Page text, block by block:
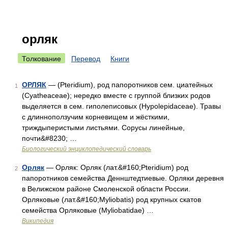
орляк
Толкование Перевод Книги
1 ОРЛЯК — (Pteridium), род папоротников сем. циатейных
(Cyatheaceae); нередко вместе с группой близких родов
выделяется в сем. гиполеписовых (Hypolepidaсеае). Травы
с длинноползучим корневищем и жёсткими,
триждыперистыми листьями. Сорусы линейные,
почти&#8230; …
Биологический энциклопедический словарь
2 Орляк — Орляк: Орляк (лат.&#160;Pteridium) род
папоротников семейства Деннштедтиевые. Орляки деревня
в Велижском районе Смоленской области России.
Орляковые (лат.&#160;Myliobatis) род крупных скатов
семейства Орляковые (Myliobatidae) …
Википедия